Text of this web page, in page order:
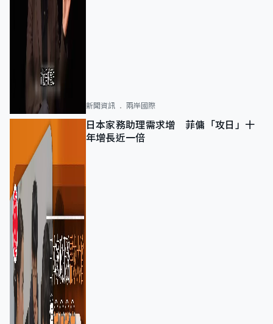
新聞資訊 兩岸國際
日本家務助理需求增 菲傭「攻日」十
年增長近一倍